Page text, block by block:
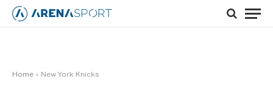
Home » New York Knicks